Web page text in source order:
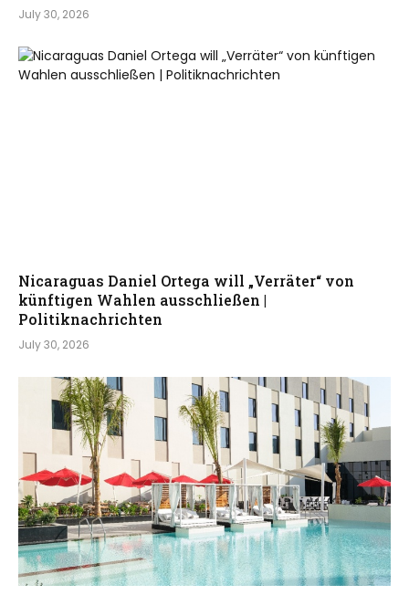
July 30, 2026
Nicaraguas Daniel Ortega will „Verräter“ von
künftigen Wahlen ausschließen |
Politiknachrichten
July 30, 2026